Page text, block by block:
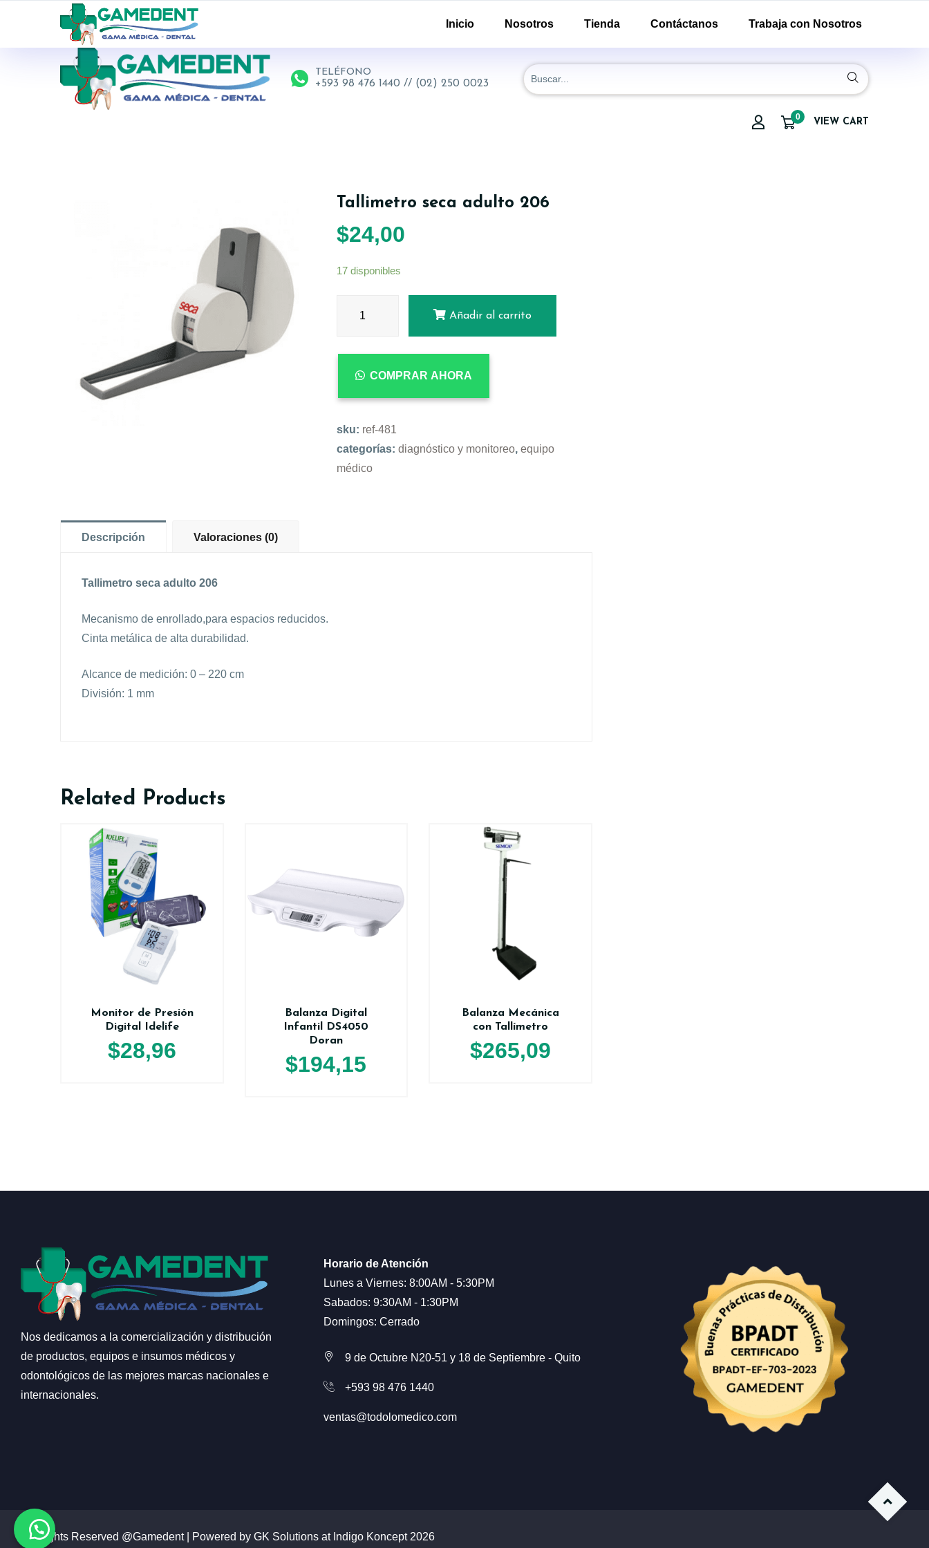
ventas@todolomedico.com
TELÉFONO
+593 98 476 1440 // (02) 250 0023
0 VIEW CART
Inicio Nosotros Tienda Contáctanos Trabaja con Nosotros
Tallimetro seca adulto 206
$24,00
17 disponibles
Añadir al carrito
COMPRAR AHORA
sku: ref-481
categorías: diagnóstico y monitoreo, equipo
médico
Descripción Valoraciones (0)
Tallimetro seca adulto 206
Mecanismo de enrollado,para espacios reducidos.
Cinta metálica de alta durabilidad.
Alcance de medición: 0 – 220 cm
División: 1 mm
Related Products
Monitor de Presión
Digital Idelife
$28,96
Balanza Digital
Infantil DS4050
Doran
$194,15
Balanza Mecánica
con Tallímetro
$265,09
Nos dedicamos a la comercialización y distribución
de productos, equipos e insumos médicos y
odontológicos de las mejores marcas nacionales e
internacionales.
Horario de Atención
Lunes a Viernes: 8:00AM - 5:30PM
Sabados: 9:30AM - 1:30PM
Domingos: Cerrado
9 de Octubre N20-51 y 18 de Septiembre - Quito
+593 98 476 1440
ventas@todolomedico.com
All Rights Reserved @Gamedent | Powered by GK Solutions at Indigo Koncept 2026